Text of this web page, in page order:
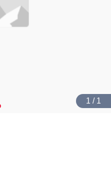
1 / 1